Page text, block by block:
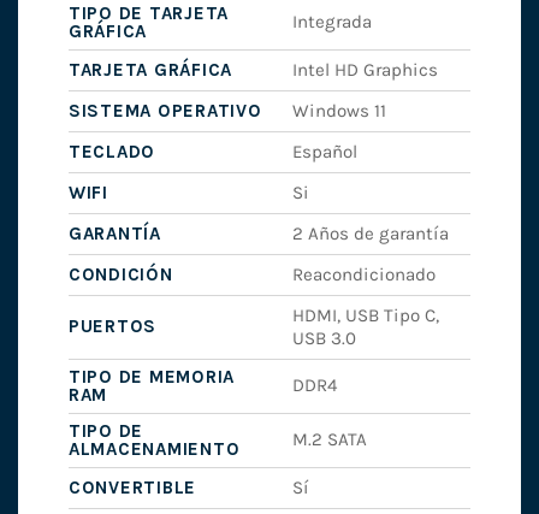
TIPO DE TARJETA
GRÁFICA
Integrada
TARJETA GRÁFICA
Intel HD Graphics
SISTEMA OPERATIVO
Windows 11
TECLADO
Español
WIFI
Si
GARANTÍA
2 Años de garantía
CONDICIÓN
Reacondicionado
PUERTOS
HDMI, USB Tipo C,
USB 3.0
TIPO DE MEMORIA
RAM
DDR4
TIPO DE
ALMACENAMIENTO
M.2 SATA
CONVERTIBLE
Sí